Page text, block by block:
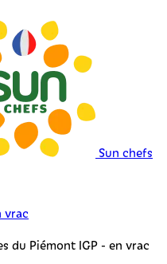
Sun chefs
vrac
du Piémont IGP - en vrac